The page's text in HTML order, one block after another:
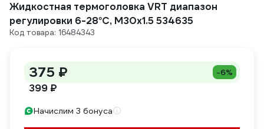
Жидкостная термоголовка VRT диапазон
регулировки 6-28°С, М30х1.5 534635
Код товара: 16484343
375 ₽ -6%
399 ₽
Начислим 3 бонуса